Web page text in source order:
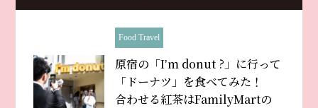
Food Travel
原宿の「Iʼm donut ?」に行って
「ドーナツ」を食べてみた！
合わせる紅茶はFamilyMartの